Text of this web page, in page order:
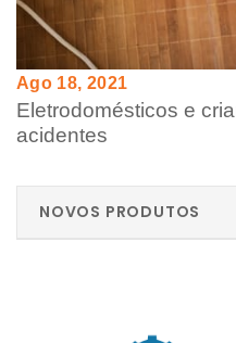
Ago 18, 2021
Eletrodomésticos e
acidentes
NOVOS PRODUTOS